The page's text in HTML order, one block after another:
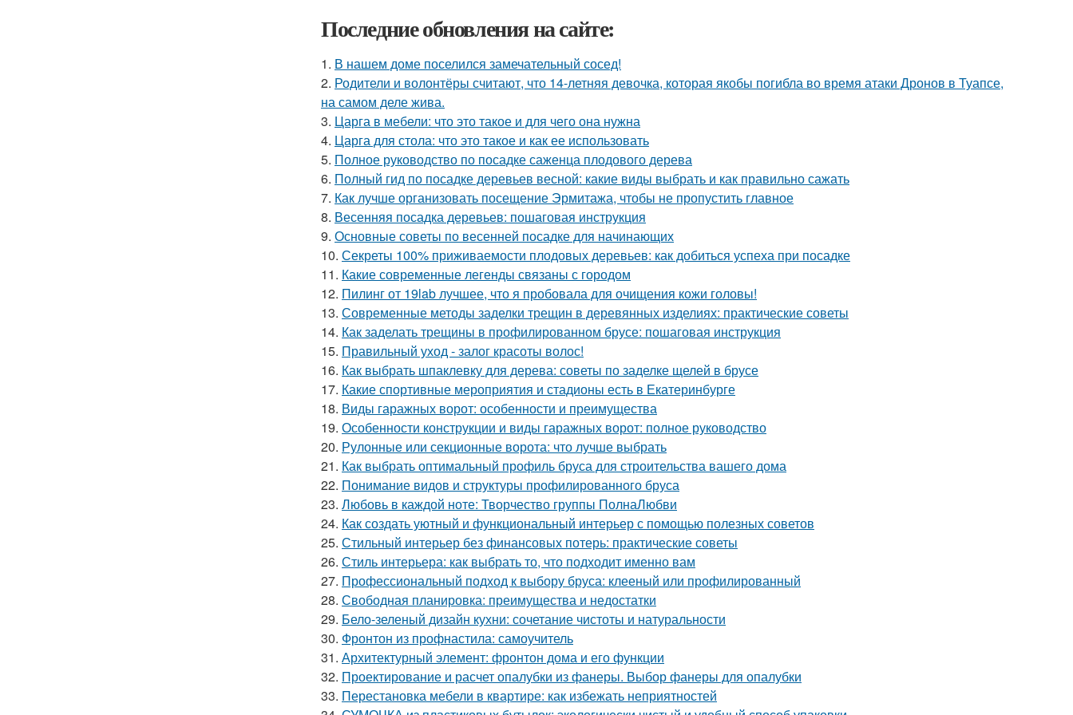
Последние обновления на сайте:
1. В нашем доме поселился замечательный сосед!
2. Родители и волонтёры считают, что 14-летняя девочка, которая якобы погибла во время атаки Дронов в Туапсе,
на самом деле жива.
3. Царга в мебели: что это такое и для чего она нужна
4. Царга для стола: что это такое и как ее использовать
5. Полное руководство по посадке саженца плодового дерева
6. Полный гид по посадке деревьев весной: какие виды выбрать и как правильно сажать
7. Как лучше организовать посещение Эрмитажа, чтобы не пропустить главное
8. Весенняя посадка деревьев: пошаговая инструкция
9. Основные советы по весенней посадке для начинающих
10. Секреты 100% приживаемости плодовых деревьев: как добиться успеха при посадке
11. Какие современные легенды связаны с городом
12. Пилинг от 19lab лучшее, что я пробовала для очищения кожи головы!
13. Современные методы заделки трещин в деревянных изделиях: практические советы
14. Как заделать трещины в профилированном брусе: пошаговая инструкция
15. Правильный уход - залог красоты волос!
16. Как выбрать шпаклевку для дерева: советы по заделке щелей в брусе
17. Какие спортивные мероприятия и стадионы есть в Екатеринбурге
18. Виды гаражных ворот: особенности и преимущества
19. Особенности конструкции и виды гаражных ворот: полное руководство
20. Рулонные или секционные ворота: что лучше выбрать
21. Как выбрать оптимальный профиль бруса для строительства вашего дома
22. Понимание видов и структуры профилированного бруса
23. Любовь в каждой ноте: Творчество группы ПолнаЛюбви
24. Как создать уютный и функциональный интерьер с помощью полезных советов
25. Стильный интерьер без финансовых потерь: практические советы
26. Стиль интерьера: как выбрать то, что подходит именно вам
27. Профессиональный подход к выбору бруса: клееный или профилированный
28. Свободная планировка: преимущества и недостатки
29. Бело-зеленый дизайн кухни: сочетание чистоты и натуральности
30. Фронтон из профнастила: самоучитель
31. Архитектурный элемент: фронтон дома и его функции
32. Проектирование и расчет опалубки из фанеры. Выбор фанеры для опалубки
33. Перестановка мебели в квартире: как избежать неприятностей